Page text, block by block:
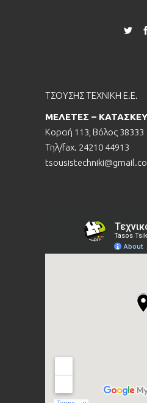
ΤΣΟΥΣΗΣ ΤΕΧΝΙΚΗ Ε.Ε.
ΜΕΛΕΤΕΣ –
Κοραή 113, Βόλος 38333
Τηλ/fax. 24210 44913